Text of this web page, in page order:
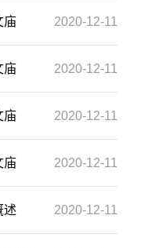
庙 2020-12-11
庙 2020-12-11
庙 2020-12-11
庙 2020-12-11
述 2020-12-11